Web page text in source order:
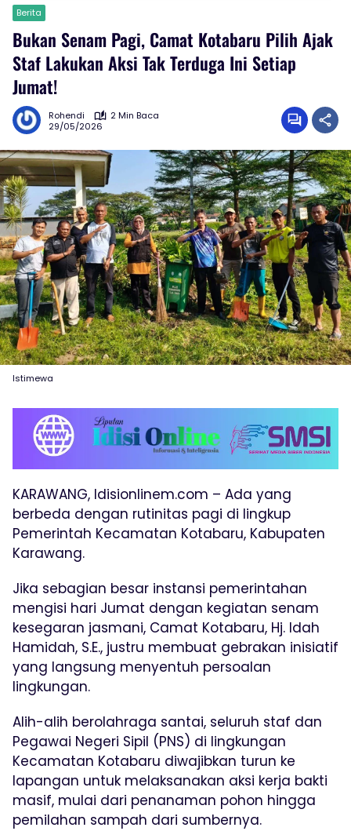
Berita
Bukan Senam Pagi, Camat Kotabaru Pilih Ajak
Staf Lakukan Aksi Tak Terduga Ini Setiap
Jumat!
Rohendi
2 Min Baca
29/05/2026
Istimewa
KARAWANG, Idisionlinem.com – Ada yang
berbeda dengan rutinitas pagi di lingkup
Pemerintah Kecamatan Kotabaru, Kabupaten
Karawang.
Jika sebagian besar instansi pemerintahan
mengisi hari Jumat dengan kegiatan senam
kesegaran jasmani, Camat Kotabaru, Hj. Idah
Hamidah, S.E., justru membuat gebrakan inisiatif
yang langsung menyentuh persoalan
lingkungan.
Alih-alih berolahraga santai, seluruh staf dan
Pegawai Negeri Sipil (PNS) di lingkungan
Kecamatan Kotabaru diwajibkan turun ke
lapangan untuk melaksanakan aksi kerja bakti
masif, mulai dari penanaman pohon hingga
pemilahan sampah dari sumbernya.